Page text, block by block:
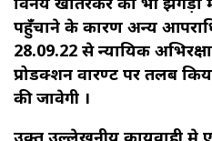
पहुँचाने के कारण अन्य
28.09.22 से न्यायिक
प्रोडक्शन वारण्ट पर तलब
की जावेगी ।
उक्त उल्लेखनीय कार्यवाही मे